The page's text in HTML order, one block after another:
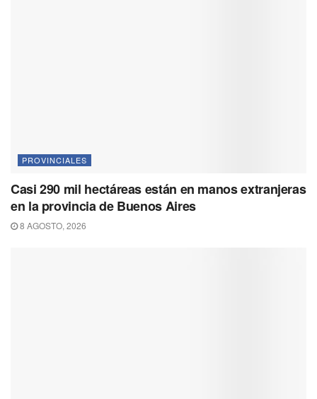
PROVINCIALES
Casi 290 mil hectáreas están en manos extranjeras
en la provincia de Buenos Aires
8 AGOSTO, 2026